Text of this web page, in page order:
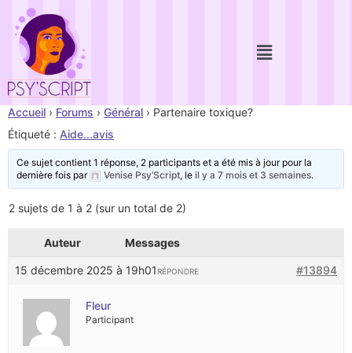
Accueil › Forums › Général › Partenaire toxique?
Étiqueté : Aide...avis
Ce sujet contient 1 réponse, 2 participants et a été mis à jour pour la
dernière fois par
Venise Psy’Script, leil y a 7 mois et 3 semaines.
2 sujets de 1 à 2 (sur un total de 2)
Auteur Messages
15 décembre 2025 à 19h01 #13894
RÉPONDRE
Fleur
Participant